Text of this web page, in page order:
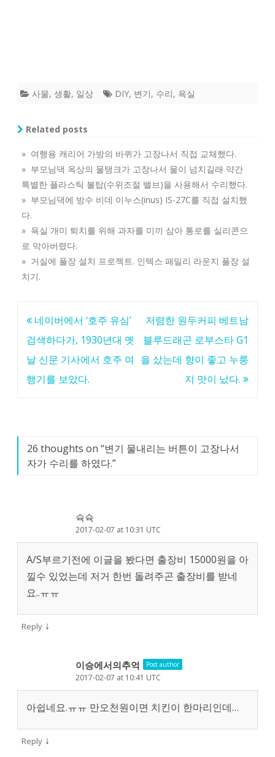
사물, 생활, 일상 DIY, 변기, 수리, 욕실
Related posts
» 여행용 캐리어 가방의 바퀴가 고장나서 직접 교체했다.
» 부모님댁 옥상의 물탱크가 고장나서 물이 넘치길래 약간
특별한 플라스틱 볼탑(수위조절 밸브)을 사용해서 수리했다.
» 부모님댁에 방수 비데 이누스(inus) IS-27C를 직접 설치했
다.
» 욕실 개미 퇴치를 위해 과자를 미끼 삼아 통로를 실리콘으
로 막아버렸다.
» 거실에 풀장 설치 프로젝트. 인텍스 패밀리 라운지 풀장 설
치기.
글
탐
색
네이버에서 ‘호주 유심’
검색하다가, 1930년대 옛
날 신문 기사에서 호주 여
행기를 보았다.
저렴한 원두커피 베트남
블루드래곤 로부스타 G1
을 샀는데 향이 좋고 누룽
지 맛이 났다.
26 thoughts on “변기 물내리는 버튼이 고장나서
자가 수리를 하였다.”
슉슉
2017-02-07 at 10:31 UTC
A/S부르기전에 이글을 봤다면 출장비 15000원을 아
낄수 있었는데 저거 한번 돌려주곤 출장비를 받네
요..ㅠㅠ
Reply ↓
이승에서의추억 Post author
2017-02-07 at 10:41 UTC
아쉽네요.ㅠㅠ 만오천원이면 치킨이 한마리인데…
Reply ↓